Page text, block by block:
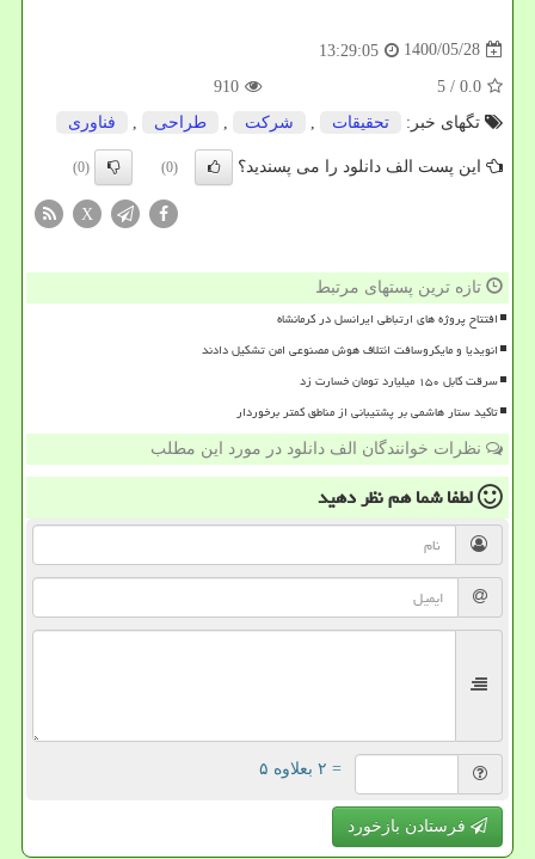
1400/05/28
13:29:05
0.0
/ 5
910
تگهای خبر:
تحقیقات , شركت , طراحی , فناوری
این پست الف دانلود را می پسندید؟ (0)
(0)
X
تازه ترین پستهای مرتبط
افتتاح پروژه های ارتباطی ایرانسل در کرمانشاه
انویدیا و مایکروسافت ائتلاف هوش مصنوعی امن تشکیل دادند
سرقت کابل ۱۵۰ میلیارد تومان خسارت زد
تاکید ستار هاشمی بر پشتیبانی از مناطق کمتر برخوردار
نظرات خوانندگان الف دانلود در مورد این مطلب
لطفا شما همنظر دهید
= ۲ بعلاوه ۵
فرستادن بازخورد